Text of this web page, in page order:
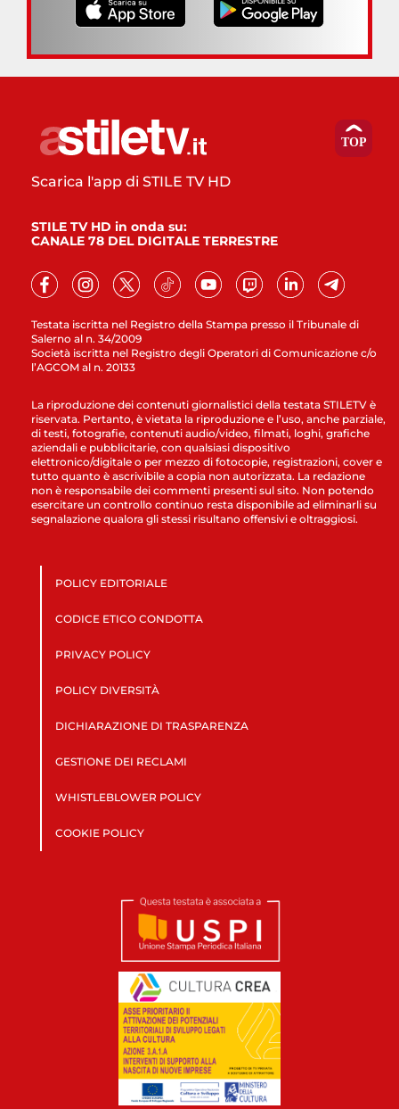
Testata iscritta nel Registro della Stampa presso il Tribunale di
Salerno al n. 34/2009
Società iscritta nel Registro degli Operatori di Comunicazione c/o
l’AGCOM al n. 20133
Scarica l'app di STILE TV HD
STILE TV HD in onda su:
CANALE 78 DEL DIGITALE TERRESTRE
La riproduzione dei contenuti giornalistici della testata STILETV è
riservata. Pertanto, è vietata la riproduzione e l’uso, anche parziale,
di testi, fotografie, contenuti audio/video, filmati, loghi, grafiche
aziendali e pubblicitarie, con qualsiasi dispositivo
elettronico/digitale o per mezzo di fotocopie, registrazioni, cover e
tutto quanto è ascrivibile a copia non autorizzata. La redazione
non è responsabile dei commenti presenti sul sito. Non potendo
esercitare un controllo continuo resta disponibile ad eliminarli su
segnalazione qualora gli stessi risultano offensivi e oltraggiosi.
POLICY EDITORIALE
CODICE ETICO CONDOTTA
PRIVACY POLICY
POLICY DIVERSITÀ
DICHIARAZIONE DI TRASPARENZA
GESTIONE DEI RECLAMI
WHISTLEBLOWER POLICY
COOKIE POLICY